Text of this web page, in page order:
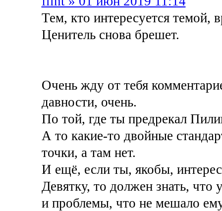
Тем, кто интересуется темой,
Ценитель снова брешет.
Очень жду от тебя
давности, очень.
По той, где ты предрекал
А то какие-то двойные
точки, а там нет.
И ещё, если ты, якобы,
Девятку, то должен знать,
и проблемы, что не мешало